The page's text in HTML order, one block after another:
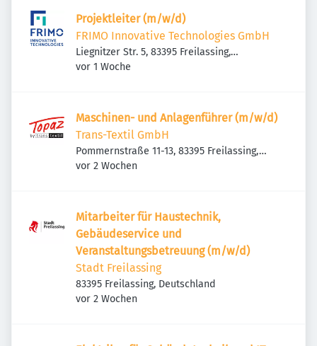
Projektleiter (m/w/d)
FRIMO Innovative Technologies GmbH
Liegnitzer Str. 5, 83395 Freilassing,
Deutschland
Veröffentlicht
vor 1 Woche
Maschinen- und Anlagenführer (m/w/d)
Trans-Textil GmbH
Pommernstraße 11-13, 83395 Freilassing,
Deutschland
Veröffentlicht
vor 2 Wochen
Mitarbeiter für Haustechnik,
Gebäudeservice und
Veranstaltungsbetreuung (m/w/d)
Stadt Freilassing
83395 Freilassing, Deutschland
Veröffentlicht
vor 2 Wochen